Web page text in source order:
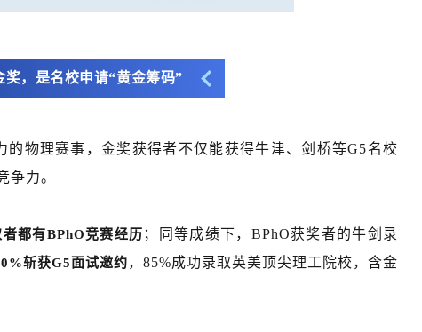
奖，是名校申请“黄金筹码”
物理赛事，金奖获得者不仅能获得牛津、剑桥等G5名校
争力。
都有BPhO竞赛经历 ；同等成绩下，BPhO获奖者的牛剑录
斩获G5面试邀约，85%成功录取英美顶尖理工院校，含金